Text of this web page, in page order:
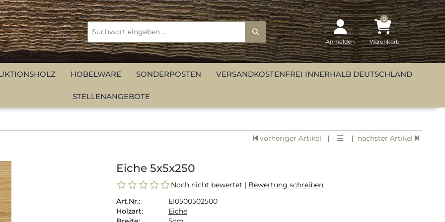
Anmelden
0
Warenkorb
HOBELWARE SONDERPOSTEN VERSANDKOSTENFREI INNERHALB DEUTSCHLAND
STELLENANGEBOTE
vorheriger Artikel | | nächster Artikel
Eiche 5x5x250
Noch nicht bewertet | Bewertung schreiben
Art.Nr.:
EI0500502500
Holzart:
Eiche